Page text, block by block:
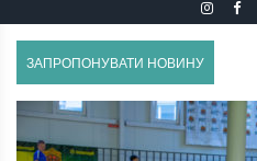
ЗАПРОПОНУВАТИ НОВИНУ